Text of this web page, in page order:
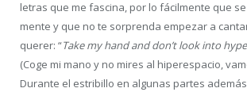
letras que me fascina, por lo fácilmente que
mente y que no te sorprenda empezar a
querer: “Take my hand and don’t look into
(Coge mi mano y no mires al hiperespacio,
Durante el estribillo en algunas partes